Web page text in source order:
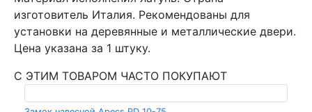
изготовитель Италия. Рекомендованы для
установки на деревянные и металлические двери.
Цена указана за 1 штуку.
С ЭТИМ ТОВАРОМ ЧАСТО ПОКУПАЮТ